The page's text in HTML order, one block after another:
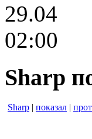
29.04
02:00
Sharp
Sharp | показал |